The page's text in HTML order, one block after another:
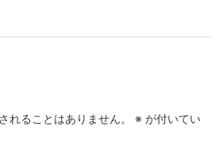
れることはありません。 ※ が付いてい